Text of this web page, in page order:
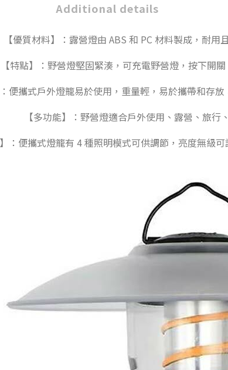
Additional details
【優質材料】：露營燈由 ABS 和 PC 材料製成，耐
【特點】：野營燈堅固緊湊，可充電野營燈，按下開
：便攜式戶外燈籠易於使用，重量輕，易於攜帶和存
【多功能】：野營燈適合戶外使用、露營、旅行
】：便攜式燈籠有 4 種照明模式可供調節，亮度無級